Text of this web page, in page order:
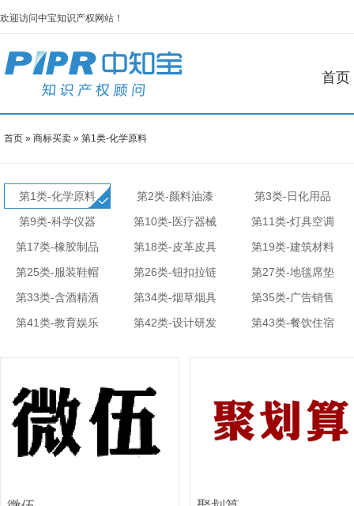
欢迎访问中宝知识产权网站！
首页
首页 » 商标买卖 » 第1类-化学原料
第1类-化学原料 第2类-颜料油漆
第3类-日化用品
第9类-科学仪器
第10类-医疗器械
第11类-灯具空调
第17类-橡胶制品
第18类-皮革皮具
第19类-建筑材料
第25类-服装鞋帽
第26类-钮扣拉链
第27类-地毯席垫
第33类-含酒精酒
第34类-烟草烟具
第35类-广告销售
第41类-教育娱乐
第42类-设计研发 第43类-餐饮住宿